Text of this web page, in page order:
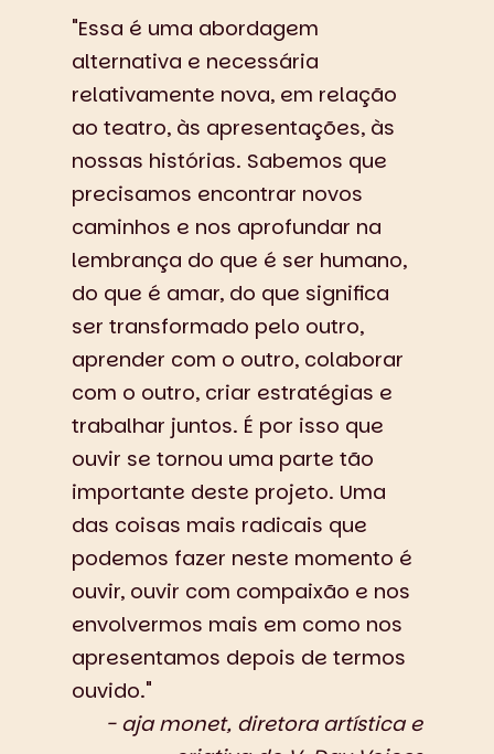
"Essa é uma abordagem
alternativa e necessária
relativamente nova, em relação
ao teatro, às apresentações, às
nossas histórias. Sabemos que
precisamos encontrar novos
caminhos e nos aprofundar na
lembrança do que é ser humano,
do que é amar, do que significa
ser transformado pelo outro,
aprender com o outro, colaborar
com o outro, criar estratégias e
trabalhar juntos. É por isso que
ouvir se tornou uma parte tão
importante deste projeto. Uma
das coisas mais radicais que
podemos fazer neste momento é
ouvir, ouvir com compaixão e nos
envolvermos mais em como nos
apresentamos depois de termos
ouvido."
- aja monet, diretora artística e